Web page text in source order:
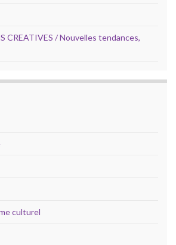
CREATIVES / Nouvelles tendances,
culturel